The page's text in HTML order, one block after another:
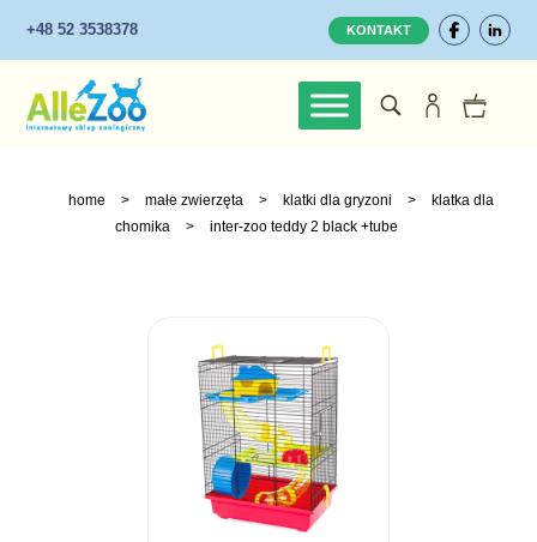
+48 52 3538378 KONTAKT
home > małe zwierzęta > klatki dla gryzoni >
klatka dla
chomika
> inter-zoo teddy 2 black +tube